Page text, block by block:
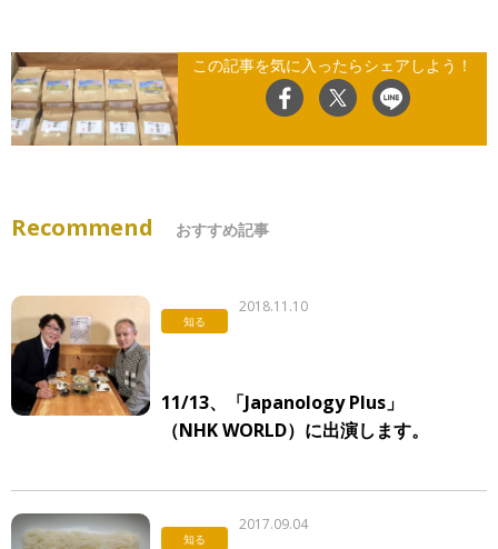
この記事を気に入ったらシェアしよう！
Recommend おすすめ記事
知る
2018.11.10
11/13、「Japanology Plus」
（NHK WORLD）に出演します。
知る
2017.09.04